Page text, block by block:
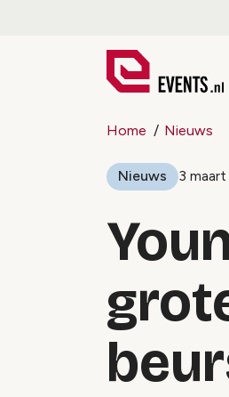
Home Nieuws
Nieuws 3 maart